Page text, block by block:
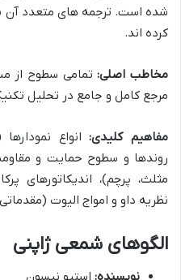
شده است. ترجمه های متعدد آن
کرده اند.
مخاطب اصلی:تمامی سطوح از
مرجع کامل و جامع در تحلیل
مفاهیم کلیدی:انواع
روندها و سطوح حمایت و
نظریه داو و امواج الیوت
الگوهای شمعی ژاپنی